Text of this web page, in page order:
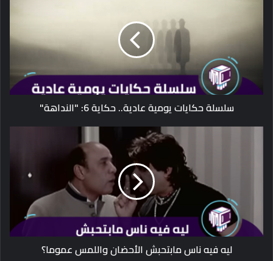
سلسلة حكايات يومية عادية.. حكاية 6: "النداهة"
ليه فيه ناس مابتحبش الأحضان واللمس عموما؟